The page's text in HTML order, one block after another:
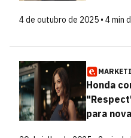
4 de outubro de 2025 • 4 min
Honda
para